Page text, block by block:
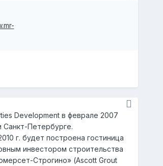
Development в феврале 2007
Санкт-Петербурге.
г. будет построена гостиница
инвестором строительства
Строгино» (Ascott Grout